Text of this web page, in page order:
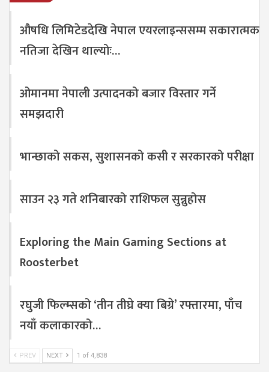
औषधि लिमिटेडदेखि नेपाल एयरलाइन्ससम्म सकारात्मक
नतिजा देखिन थाल्योः…
ओमानमा नेपाली उत्पादनको बजार विस्तार गर्ने
समझदारी
भान्छाको सकस, सुशासनको कसी र सरकारको परीक्षा
साउन २३ गते शनिबारको राशिफल सुन्नुहोस
Exploring the Main Gaming Sections at
Roosterbet
रघुजी फिल्म्सको ‘तीन तीघ्रे क्या बिग्रे’ रफ्तारमा, पाँच
नयाँ कलाकारको…
PREV NEXT 1 of 4,838